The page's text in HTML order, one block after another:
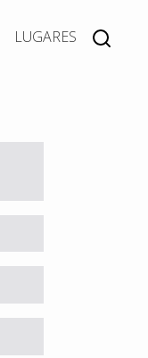
LUGARES